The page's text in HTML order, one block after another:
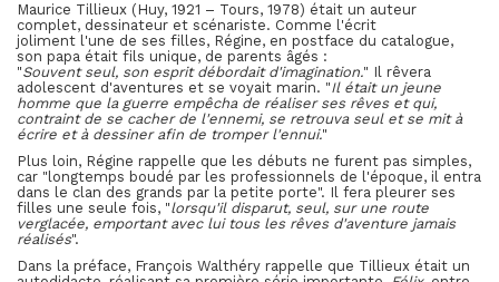
Maurice Tillieux (Huy, 1921 – Tours, 1978) était un auteur
complet, dessinateur et scénariste. Comme l'écrit
joliment l'une de ses filles, Régine, en postface du catalogue,
son papa était fils unique, de parents âgés :
"Souvent seul, son esprit débordait d'imagination." Il rêvera
adolescent d'aventures et se voyait marin. "Il était un jeune
homme que la guerre empêcha de réaliser ses rêves et qui,
contraint de se cacher de l'ennemi, se retrouva seul et se mit à
écrire et à dessiner afin de tromper l'ennui."
Plus loin, Régine rappelle que les débuts ne furent pas simples,
car "longtemps boudé par les professionnels de l'époque, il entra
dans le clan des grands par la petite porte". Il fera pleurer ses
filles une seule fois, "lorsqu'il disparut, seul, sur une route
verglacée, emportant avec lui tous les rêves d'aventure jamais
réalisés".
Dans la préface, François Walthéry rappelle que Tillieux était un